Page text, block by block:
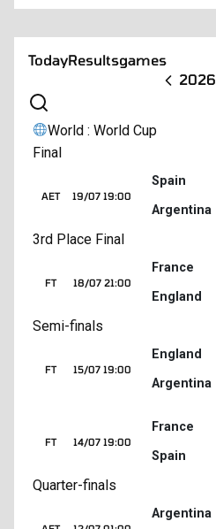
TodayResultsgames
2026
World : World Cup
Final
19/07 19:00
AET
Spain
Argentina
3rd Place Final
18/07 21:00
FT
France
England
Semi-finals
15/07 19:00
FT
England
Argentina
14/07 19:00
FT
France
Spain
Quarter-finals
Argentina